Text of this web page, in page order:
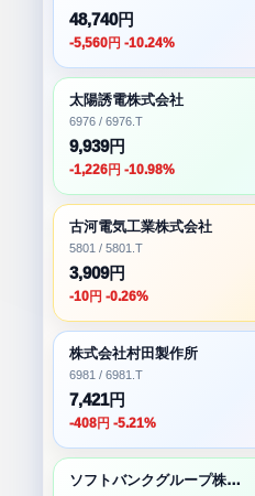
48,740円
-5,560円 -10.24%
太陽誘電株式会社
6976 / 6976.T
9,939円
-1,226円 -10.98%
古河電気工業株式会社
5801 / 5801.T
3,909円
-10円 -0.26%
株式会社村田製作所
6981 / 6981.T
7,421円
-408円 -5.21%
ソフトバンクグループ株式会社